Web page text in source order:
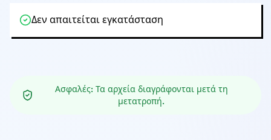
Δεν απαιτείται εγκατάσταση
Ασφαλές: Τα αρχεία διαγράφονται μετά τη
μετατροπή.